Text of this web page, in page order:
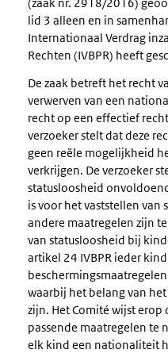
lid 3 alleen en in
Internationaal Verdrag
Rechten (IVBPR) heeft
De zaak betreft het recht
verwerven van een
recht op een effectief
verzoeker stelt dat deze
geen reële mogelijkheid
verkrijgen. De verzoeker
statusloosheid
is voor het vaststellen van
andere maatregelen zijn
van statusloosheid bij
artikel 24 IVBPR ieder
waarbij het belang van
zijn. Het Comité wijst
passende maatregelen te
elk kind een nationaliteit